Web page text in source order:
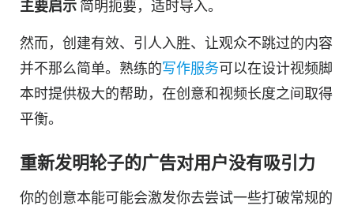
主要启示 简明扼要，适时导入。
然而，创建有效、引人入胜、让观众不跳过的内容
并不那么简单。熟练的写作服务可以在设计视频脚
本时提供极大的帮助，在创意和视频长度之间取得
平衡。
重新发明轮子的广告对用户没有吸引力
你的创意本能可能会激发你去尝试一些打破常规的